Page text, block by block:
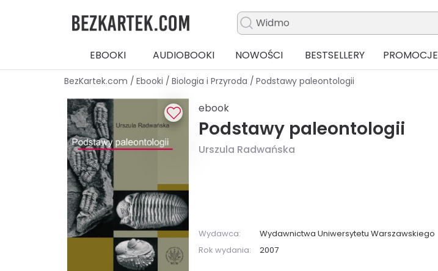
EBOOKI AUDIOBOOKI NOWOŚCI BESTSELLERY PROMOCJE
BezKartek.com / Ebooki / Biologia i Przyroda / Podstawy paleontologii
ebook
Podstawy paleontologii
Urszula Radwańska
Wydawca:
Wydawnictwa Uniwersytetu Warszawskiego
Rok wydania:
2007